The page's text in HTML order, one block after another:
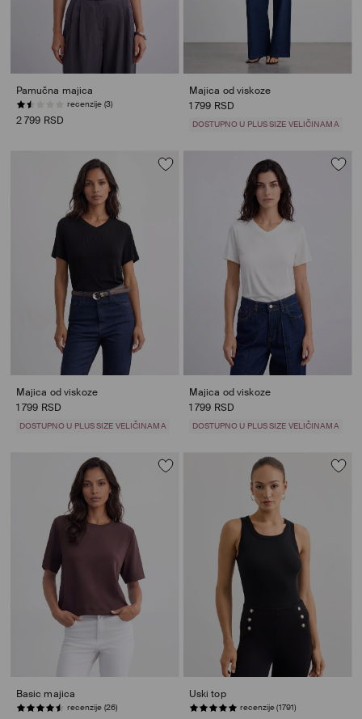
Pamučna majica
recenzije (3)
2 799 RSD
Majica od viskoze
1 799 RSD
DOSTUPNO U PLUS SIZE VELIČINAMA
Majica od viskoze
1 799 RSD
DOSTUPNO U PLUS SIZE VELIČINAMA
Majica od viskoze
1 799 RSD
DOSTUPNO U PLUS SIZE VELIČINAMA
Basic majica
recenzije (26)
Uski top
recenzije (1791)